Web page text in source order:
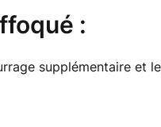
:
supplémentaire et